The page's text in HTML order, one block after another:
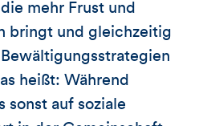
mehr Frust und
bringt und gleichzeitig
heißt: Während
sonst auf soziale